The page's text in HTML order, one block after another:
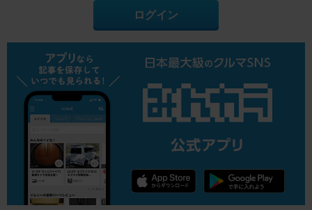
ログイン